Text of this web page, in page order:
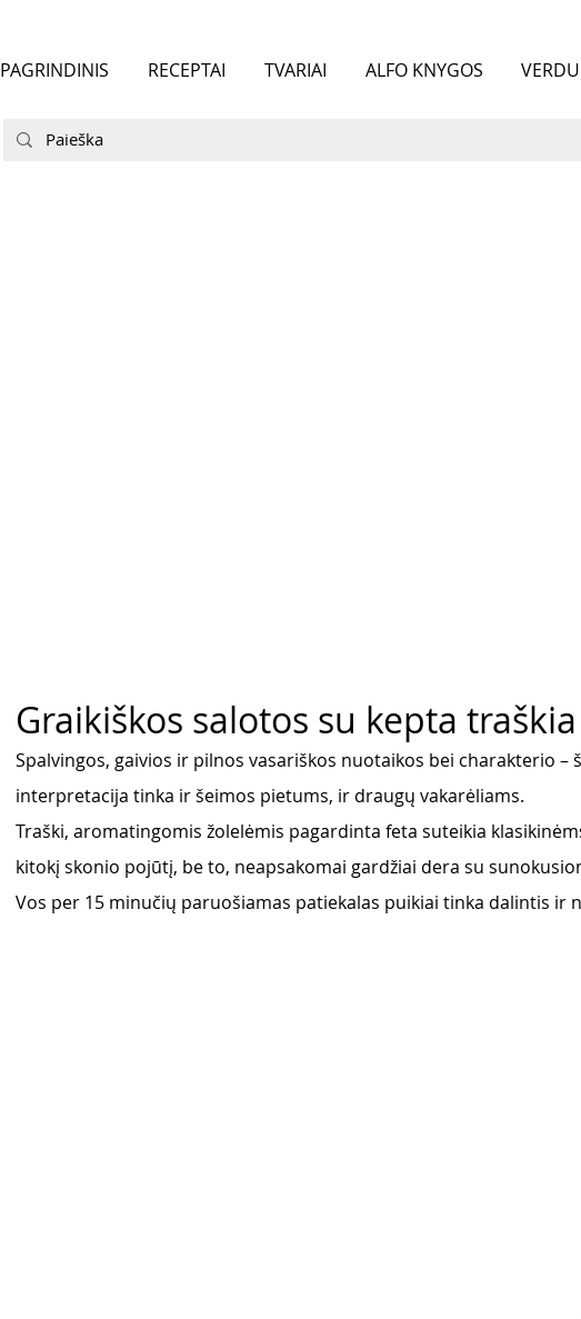
PAGRINDINIS RECEPTAI TVARIAI ALFO KNYGOS
Graikiškos salotos su kepta
Spalvingos, gaivios ir pilnos vasariškos nuotaikos bei charakterio –
interpretacija tinka ir šeimos pietums, ir draugų vakarėliams.
Traški, aromatingomis žolelėmis pagardinta feta suteikia
kitokį skonio pojūtį, be to, neapsakomai gardžiai dera su
Vos per 15 minučių paruošiamas patiekalas puikiai tinka dalintis ir